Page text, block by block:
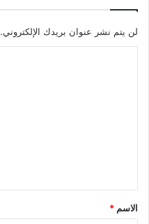
لن يتم نشر عنوان بريدك الإلكتروني.
*
الاسم *